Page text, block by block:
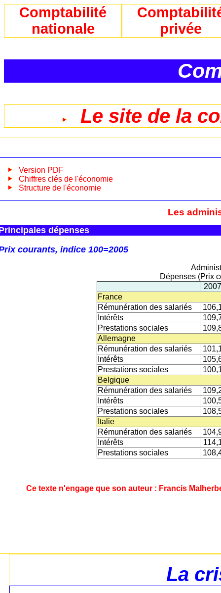
Comptabilité
nationale
privée
Le site de la
Version PDF
Chiffres clés de l'économie
Structure de l'économie
Les
dépenses
courants, indice 100=2005
Dépenses (Prix
2007
France
Rémunération des salariés
Intérêts
Prestations sociales
Allemagne
Rémunération des salariés
Intérêts
Prestations sociales
Belgique
Rémunération des salariés
Intérêts
Prestations sociales
Italie
Rémunération des salariés
Intérêts
Prestations sociales
Ce texte n'engage que son auteur : Francis
La